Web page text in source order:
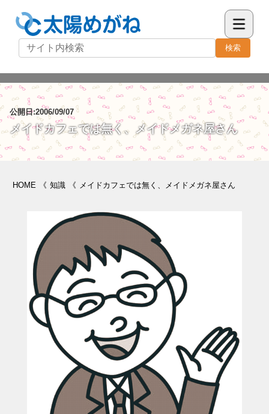
検索
公開日:2006/09/07
メイドカフェでは無く、メイドメガネ屋さん
HOME 《 知識 《 メイドカフェでは無く、メイドメガネ屋さん